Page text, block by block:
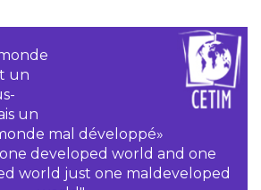
un
un
mal développé»
developed world and one
world just one maldeveloped